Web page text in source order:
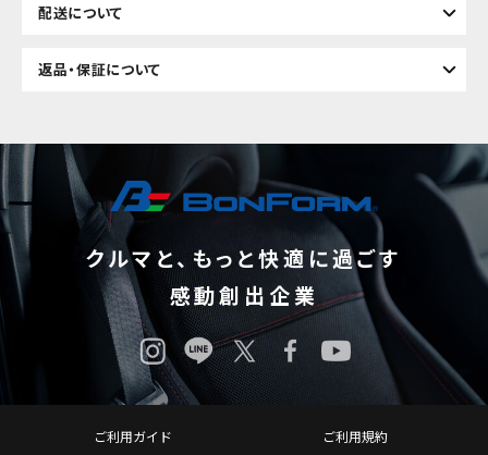
配送について
返品・保証について
クルマと、もっと快適に過ごす
感動創出企業
ご利用ガイド ご利用規約